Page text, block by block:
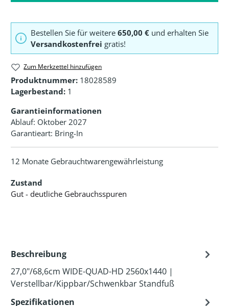
Bestellen Sie für weitere 650,00 € und erhalten Sie
Versandkostenfrei gratis!
Zum Merkzettel hinzufügen
Produktnummer: 18028589
Lagerbestand: 1
Garantieinformationen
Ablauf: Oktober 2027
Garantieart: Bring-In
12 Monate Gebrauchtwarengewährleistung
Zustand
Gut - deutliche Gebrauchsspuren
Beschreibung
27,0"/68,6cm WIDE-QUAD-HD 2560x1440 |
Verstellbar/Kippbar/Schwenkbar Standfuß
Spezifikationen